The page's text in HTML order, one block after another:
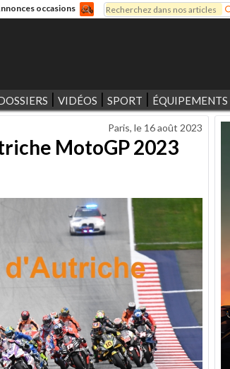
occasions
Formulaire de
Rechercher
VIDÉOS SPORT ÉQUIPEMENTS
Paris, le 16 août 2023
MotoGP 2023